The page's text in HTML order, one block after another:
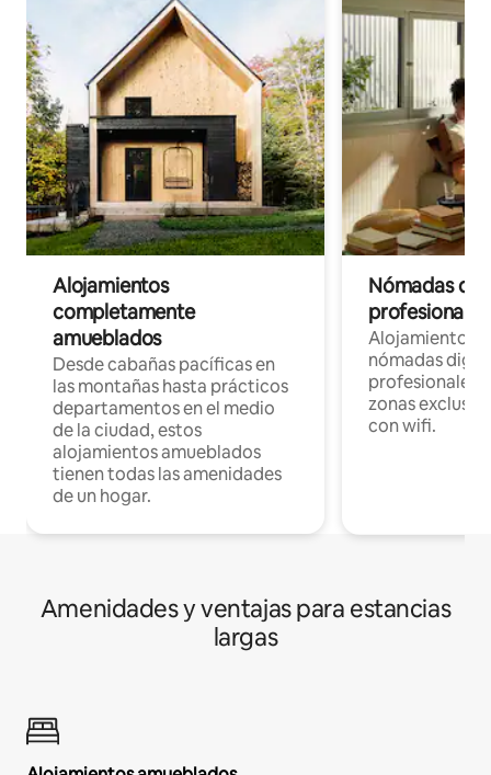
Alojamientos
completamente
amueblados
Desde cabañas pacíficas en
las montañas hasta prácticos
departamentos en el medio
de la ciudad, estos
alojamientos amueblados
tienen todas las amenidades
de un hogar.
Nómadas
Alojamientos
nómadas
profesionales
zonas
con wifi.
Amenidades y ventajas para estancias
largas